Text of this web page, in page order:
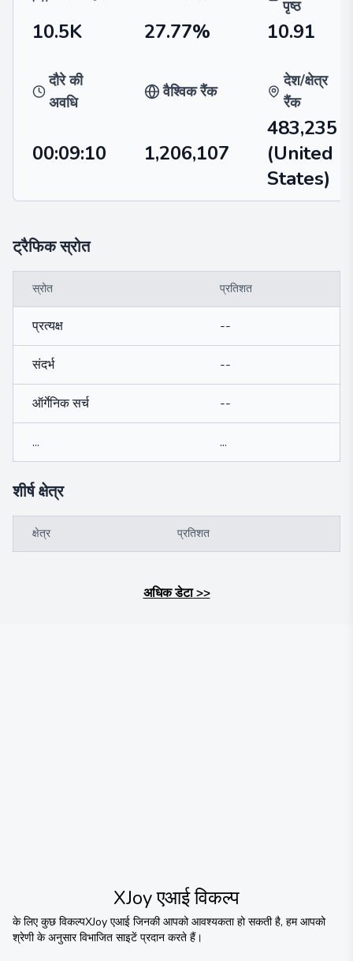
पृष्ठ
10.5K 27.77% 10.91
दौरे की
अवधि
वैश्विक रैंक
देश/क्षेत्र
रैंक
00:09:10 1,206,107
483,235
(United
States)
ट्रैफिक स्रोत
स्रोत प्रतिशत
प्रत्यक्ष --
संदर्भ --
ऑर्गेनिक सर्च --
... ...
शीर्ष क्षेत्र
क्षेत्र प्रतिशत
अधिक डेटा>>
XJoy एआईविकल्प
के लिए कुछ विकल्पXJoy एआई जिनकी आपको आवश्यकता हो सकती है, हम आपको
श्रेणी के अनुसार विभाजित साइटें प्रदान करते हैं।